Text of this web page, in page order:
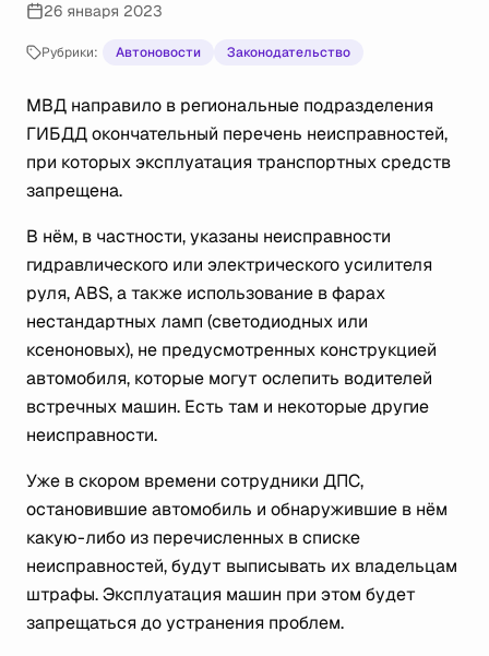
26 января 2023
Рубрики: Автоновости Законодательство
МВД направило в региональные подразделения
ГИБДД окончательный перечень неисправностей,
при которых эксплуатация транспортных средств
запрещена.
В нём, в частности, указаны неисправности
гидравлического или электрического усилителя
руля, ABS, а также использование в фарах
нестандартных ламп (светодиодных или
ксеноновых), не предусмотренных конструкцией
автомобиля, которые могут ослепить водителей
встречных машин. Есть там и некоторые другие
неисправности.
Уже в скором времени сотрудники ДПС,
остановившие автомобиль и обнаружившие в нём
какую-либо из перечисленных в списке
неисправностей, будут выписывать их владельцам
штрафы. Эксплуатация машин при этом будет
запрещаться до устранения проблем.